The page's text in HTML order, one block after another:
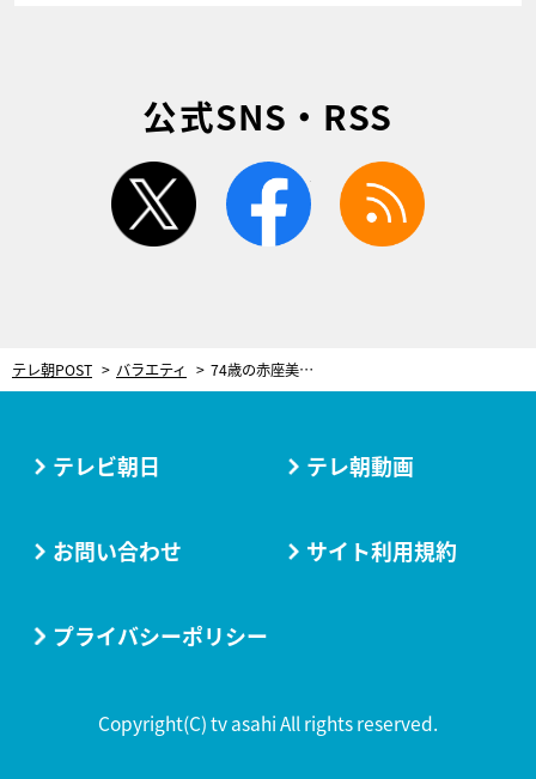
公式SNS・RSS
twitter facebook
テレ朝POST バラエティ 74歳の赤座美代子、腹筋1日300回！子宮筋腫になり健康の大切さを実感
テレビ朝日 テレ朝動画
お問い合わせ サイト利用規約
プライバシーポリシー
Copyright(C) tv asahi All rights reserved.